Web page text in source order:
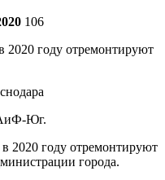
106
Юг.
2020 году отремонтируют
города.